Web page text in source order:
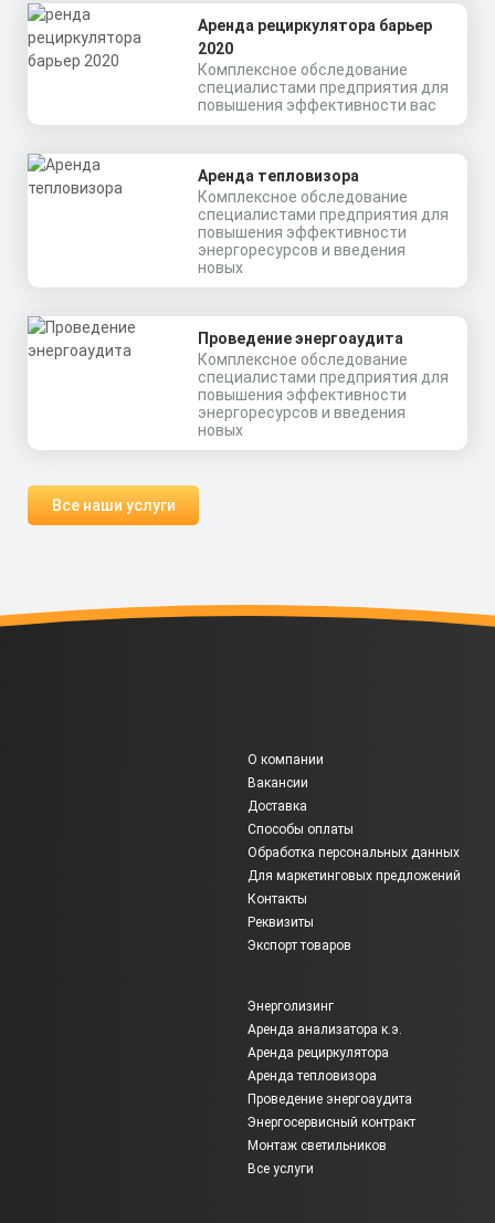
Аренда рециркулятора барьер
2020
Комплексное обследование
специалистами предприятия для
повышения эффективности вас
Аренда тепловизора
Комплексное обследование
специалистами предприятия для
повышения эффективности
энергоресурсов и введения
новых
Проведение энергоаудита
Комплексное обследование
специалистами предприятия для
повышения эффективности
энергоресурсов и введения
новых
Все наши услуги
О компании
Вакансии
Доставка
Способы оплаты
Обработка персональных данных
Для маркетинговых предложений
Контакты
Реквизиты
Экспорт товаров
Энерголизинг
Аренда анализатора к.э.
Аренда рециркулятора
Аренда тепловизора
Проведение энергоаудита
Энергосервисный контракт
Монтаж светильников
Все услуги